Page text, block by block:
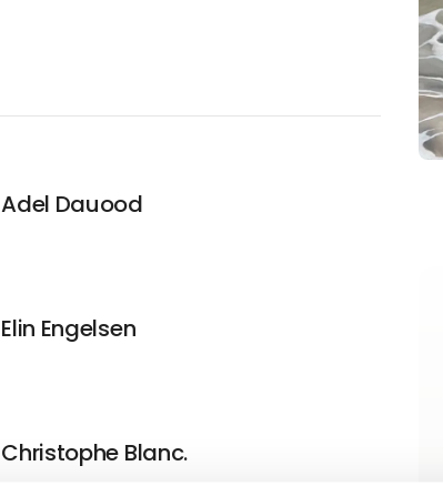
Adel Dauood
Elin Engelsen
Christophe Blanc.